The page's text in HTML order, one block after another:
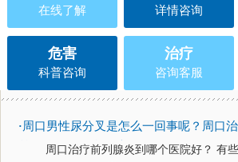
在线了解 详情咨询
危害
科普咨询
治疗
咨询客服
· 周口男性尿分叉是怎么一回事呢？周口
前列腺炎到哪个医院好？
周口治疗前列腺炎到哪个医院好？ 有